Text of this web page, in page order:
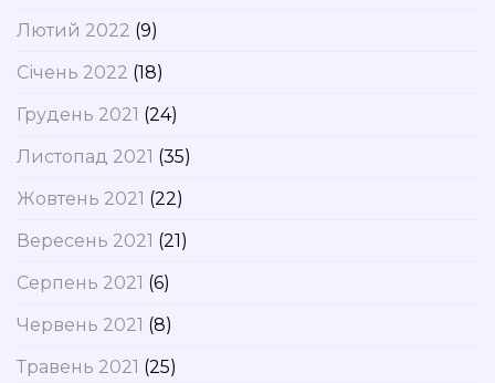
Лютий 2022 (9)
Січень 2022 (18)
Грудень 2021 (24)
Листопад 2021 (35)
Жовтень 2021 (22)
Вересень 2021 (21)
Серпень 2021 (6)
Червень 2021 (8)
Травень 2021 (25)